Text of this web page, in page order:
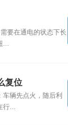
要在通电的状态下长
...
复位
辆先点火，随后利
...